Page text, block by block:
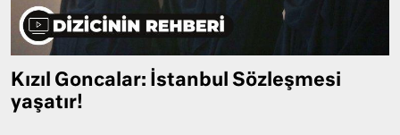
Kızıl Goncalar: İstanbul Sözleşmesi
yaşatır!